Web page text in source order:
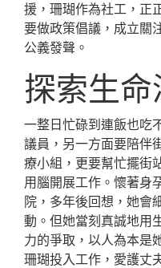
援，珊瑚作為社工，正
要做政策倡議，成立關
公義發聲。
探索生
一整日忙碌到連飯也吃
議員，另一方面要陪伴
療小組，更要幫忙擺街
用腦開展工作。懷著身
院，多年後回想，她會
動。但她當刻真誠地用
力的爭取，以人為本是
珊瑚投入工作，愛護丈